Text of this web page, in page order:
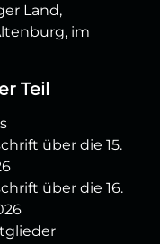
Land,
im
Teil
über die 15.
über die 16.